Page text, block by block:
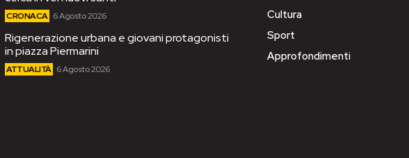
CRONACA 6 Agosto 2026
Rigenerazione urbana e giovani protagonisti
in piazza Piermarini
ATTUALITÀ 6 Agosto 2026
Cultura
Sport
Approfondimenti